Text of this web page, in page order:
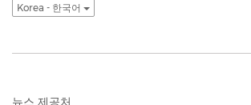
Korea - 한국어
뉴스 제공처